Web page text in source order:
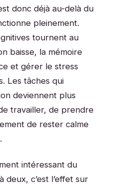
donc déjà au-delà du
pleinement.
tournent au
baisse, la mémoire
et gérer le stress
Les tâches qui
deviennent plus
de travailler, de prendre
de rester calme
intéressant du
deux, c’est l’effet sur